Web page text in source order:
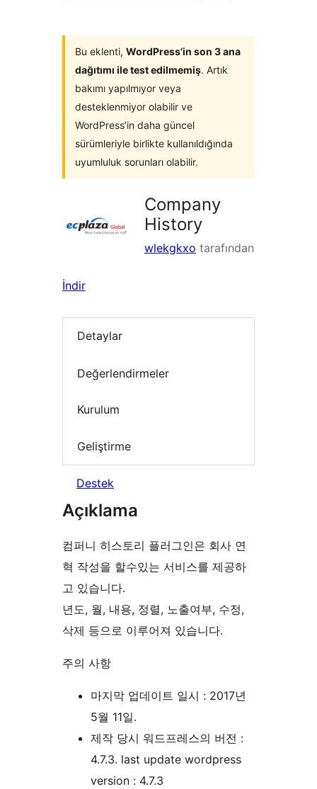
Bu eklenti, WordPress’in son 3 ana
dağıtımı ile test edilmemiş. Artık
bakımı yapılmıyor veya
desteklenmiyor olabilir ve
WordPress’in daha güncel
sürümleriyle birlikte kullanıldığında
uyumluluk sorunları olabilir.
Company
History
wlekgkxo tarafından
İndir
Detaylar
Değerlendirmeler
Kurulum
Geliştirme
Destek
Açıklama
컴퍼니 히스토리 플러그인은 회사 연
혁 작성을 할수있는 서비스를 제공하
고 있습니다.
년도, 월, 내용, 정렬, 노출여부, 수정,
삭제 등으로 이루어져 있습니다.
주의 사항
마지막 업데이트 일시 : 2017년
5월 11일.
제작 당시 워드프레스의 버전 :
4.7.3. last update wordpress
version : 4.7.3